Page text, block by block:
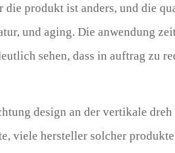
produkt ist anders, und die
und aging. Die anwendung
sehen, dass in auftrag zu
design an der vertikale
viele hersteller solcher